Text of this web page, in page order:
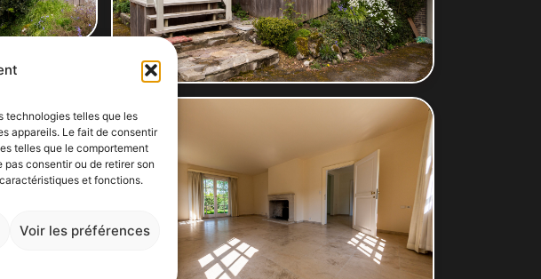
technologies telles que les
appareils. Le fait de consentir
telles que le comportement
consentir ou de retirer son
et fonctions.
Voir les préférences